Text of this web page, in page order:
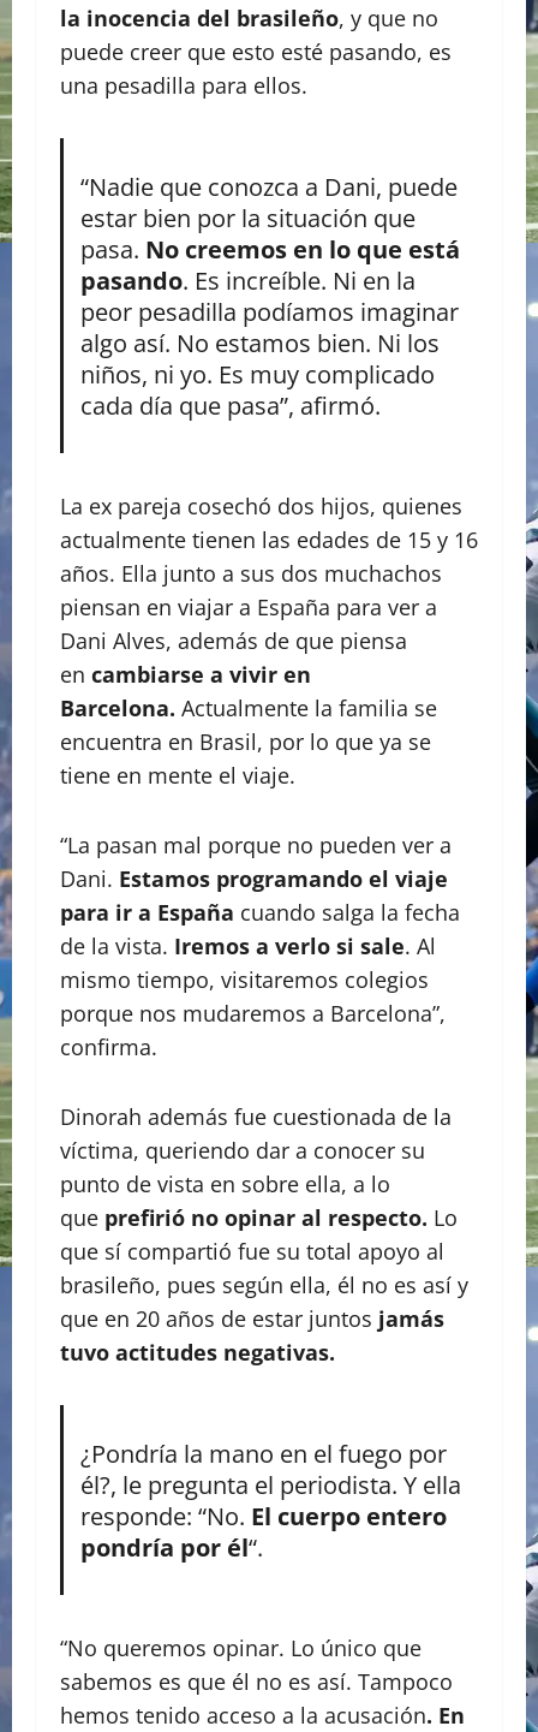
la inocencia del brasileño, y que no
puede creer que esto esté pasando, es
una pesadilla para ellos.
“Nadie que conozca a Dani, puede
estar bien por la situación que
pasa. No creemos en lo que está
pasando. Es increíble. Ni en la
peor pesadilla podíamos imaginar
algo así. No estamos bien. Ni los
niños, ni yo. Es muy complicado
cada día que pasa”, afirmó.
La ex pareja cosechó dos hijos, quienes
actualmente tienen las edades de 15 y 16
años. Ella junto a sus dos muchachos
piensan en viajar a España para ver a
Dani Alves, además de que piensa
en cambiarse a vivir en
Barcelona. Actualmente la familia se
encuentra en Brasil, por lo que ya se
tiene en mente el viaje.
“La pasan mal porque no pueden ver a
Dani. Estamos programando el viaje
para ir a España cuando salga la fecha
de la vista. Iremos a verlo si sale. Al
mismo tiempo, visitaremos colegios
porque nos mudaremos a Barcelona”,
confirma.
Dinorah además fue cuestionada de la
víctima, queriendo dar a conocer su
punto de vista en sobre ella, a lo
que prefirió no opinar al respecto. Lo
que sí compartió fue su total apoyo al
brasileño, pues según ella, él no es así y
que en 20 años de estar juntos jamás
tuvo actitudes negativas.
¿Pondría la mano en el fuego por
él?, le pregunta el periodista. Y ella
responde: “No. El cuerpo entero
pondría por él“.
“No queremos opinar. Lo único que
sabemos es que él no es así. Tampoco
hemos tenido acceso a la acusación. En